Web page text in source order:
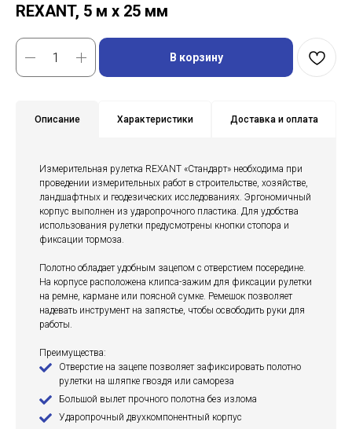
REXANT, 5 м х 25 мм
В корзину
Описание Характеристики Доставка и оплата
Измерительная рулетка REXANT «Стандарт» необходима при
проведении измерительных работ в строительстве, хозяйстве,
ландшафтных и геодезических исследованиях. Эргономичный
корпус выполнен из ударопрочного пластика. Для удобства
использования рулетки предусмотрены кнопки стопора и
фиксации тормоза.
Полотно обладает удобным зацепом с отверстием посередине.
На корпусе расположена клипса-зажим для фиксации рулетки
на ремне, кармане или поясной сумке. Ремешок позволяет
надевать инструмент на запястье, чтобы освободить руки для
работы.
Преимущества:
Отверстие на зацепе позволяет зафиксировать полотно
рулетки на шляпке гвоздя или самореза
Большой вылет прочного полотна без излома
Ударопрочный двухкомпонентный корпус